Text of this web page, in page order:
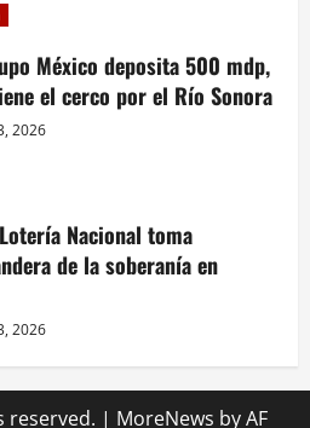
México deposita 500 mdp,
el cerco por el Río Sonora
2026
Nacional toma
de la soberanía en
2026
reserved. | MoreNews by AF